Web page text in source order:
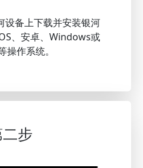
设备上下载并安装银河
、安卓、Windows或
操作系统。
步